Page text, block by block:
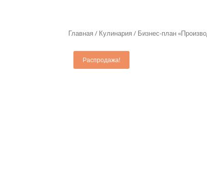
Главная / Кулинария / Бизнес-план
Распродажа!